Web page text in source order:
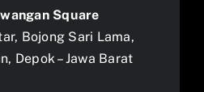
Square
Bojong Sari Lama,
Depok – Jawa Barat